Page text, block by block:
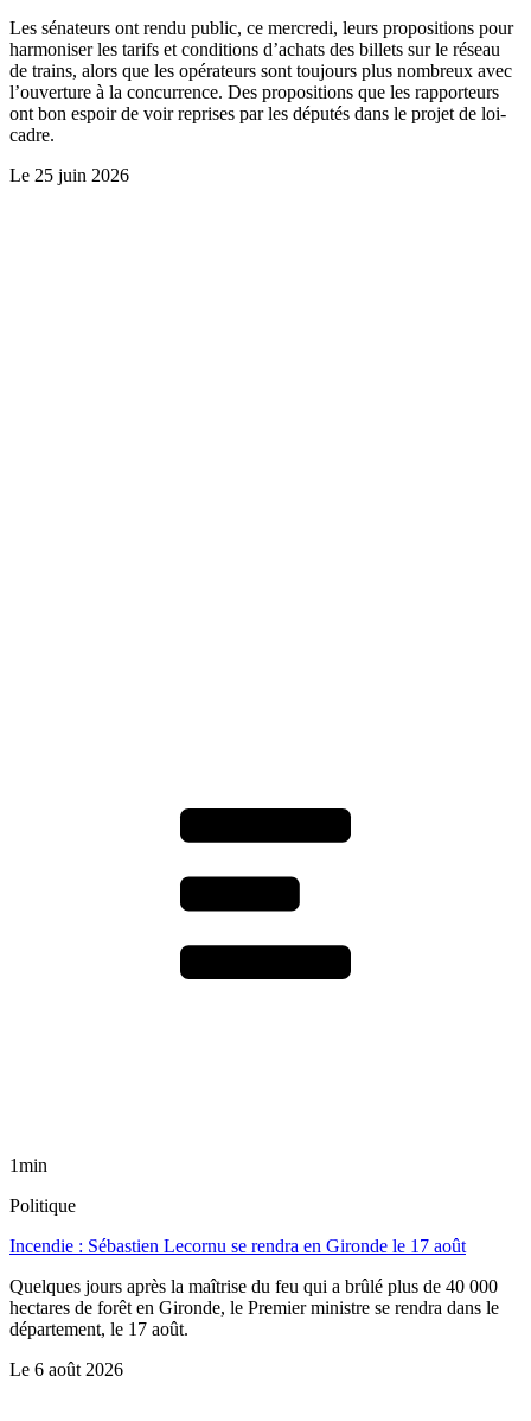
Les sénateurs ont rendu public, ce mercredi, leurs propositions pour
harmoniser les tarifs et conditions d’achats des billets sur le réseau
de trains, alors que les opérateurs sont toujours plus nombreux avec
l’ouverture à la concurrence. Des propositions que les rapporteurs
ont bon espoir de voir reprises par les députés dans le projet de loi-
cadre.
Le 25 juin 2026
1min
Politique
Incendie : Sébastien Lecornu se rendra en Gironde le 17 août
Quelques jours après la maîtrise du feu qui a brûlé plus de 40 000
hectares de forêt en Gironde, le Premier ministre se rendra dans le
département, le 17 août.
Le 6 août 2026